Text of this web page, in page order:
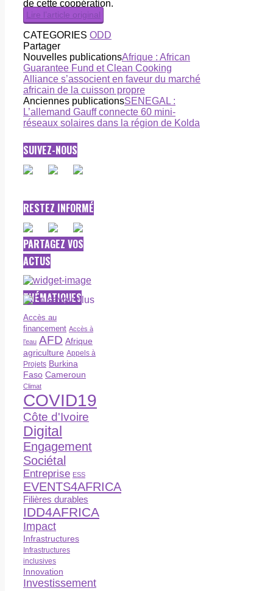
de cette coopération.
Lire l’article original
CATEGORIES ODD
Partager
Nouvelles publicationsAfrique : African
Guarantee Fund et Clean Cooking
Alliance s’associent en faveur du marché
africain de la cuisson propre
Anciennes publicationsSENEGAL :
L’allemand Gauff connecte 60 mini-
réseaux solaires dans la région de Kolda
SUIVEZ-NOUS
RESTEZ INFORMÉ
PARTAGEZ VOS
ACTUS
THÉMATIQUES
Accès au
financement Accès à
l’eau AFD Afrique
agriculture Appels à
Projets Burkina
Faso Cameroun
Climat
COVID19
Côte d'Ivoire
Digital
Engagement
Sociétal
Entreprise ESS
EVENTS4AFRICA
Filières durables
IDD4AFRICA
Impact
Infrastructures
Infrastructures
inclusives
Innovation
Investissement